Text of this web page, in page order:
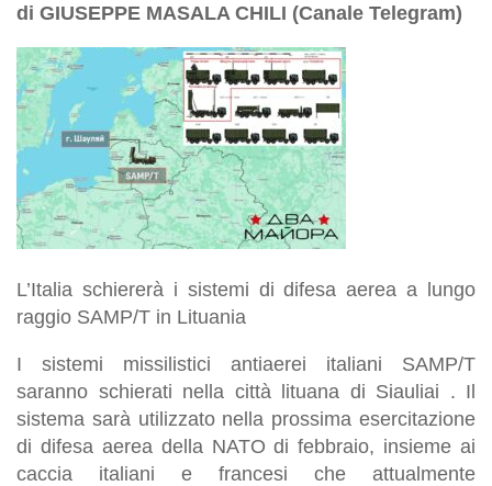
di GIUSEPPE MASALA CHILI (Canale Telegram)
L’Italia schiererà i sistemi di difesa aerea a lungo
raggio SAMP/T in Lituania
I sistemi missilistici antiaerei italiani SAMP/T
saranno schierati nella città lituana di Siauliai . Il
sistema sarà utilizzato nella prossima esercitazione
di difesa aerea della NATO di febbraio, insieme ai
caccia italiani e francesi che attualmente